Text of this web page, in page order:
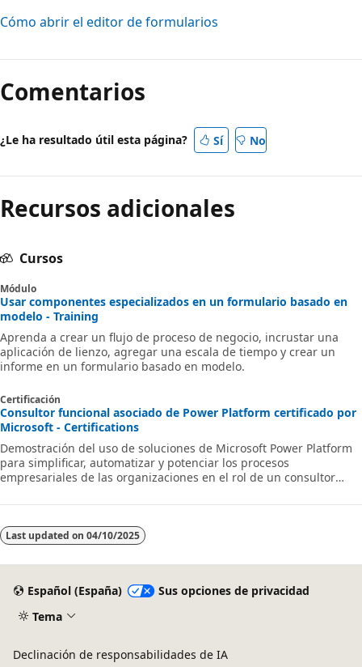
Cómo abrir el editor de formularios
lectura
Comentarios
¿Le ha resultado útil esta página? Sí No
Recursos adicionales
Cursos
Módulo
Usar componentes especializados en un formulario basado en
modelo - Training
Aprenda a crear un flujo de proceso de negocio, incrustar una
aplicación de lienzo, agregar una escala de tiempo y crear un
informe en un formulario basado en modelo.
Certificación
Consultor funcional asociado de Power Platform certificado por
Microsoft - Certifications
Demostración del uso de soluciones de Microsoft Power Platform
para simplificar, automatizar y potenciar los procesos
empresariales de las organizaciones en el rol de un consultor
Last updated on 04/10/2025
Español (España)
Sus opciones de privacidad
Tema
Declinación de responsabilidades de IA